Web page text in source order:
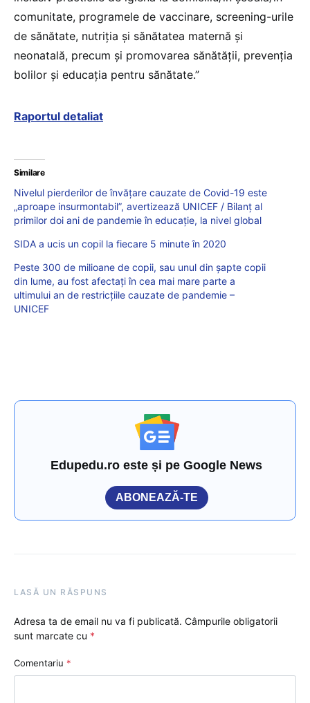
comunitate, programele de vaccinare, screening-urile
de sănătate, nutriția și sănătatea maternă și
neonatală, precum și promovarea sănătății, prevenția
bolilor și educația pentru sănătate.”
Raportul detaliat
Similare
Nivelul pierderilor de învățare cauzate de Covid-19 este
„aproape insurmontabil”, avertizează UNICEF / Bilanț al
primilor doi ani de pandemie în educație, la nivel global
SIDA a ucis un copil la fiecare 5 minute în 2020
Peste 300 de milioane de copii, sau unul din șapte copii
din lume, au fost afectați în cea mai mare parte a
ultimului an de restricțiile cauzate de pandemie –
UNICEF
Edupedu.ro este și pe Google News
ABONEAZĂ-TE
LASĂ UN RĂSPUNS
Adresa ta de email nu va fi publicată. Câmpurile obligatorii
sunt marcate cu *
Comentariu *